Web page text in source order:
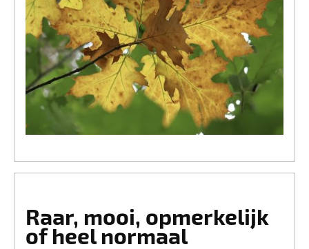
Raar, mooi, opmerkelijk
of heel normaal